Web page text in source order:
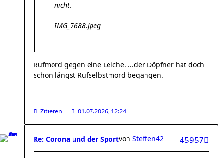
nicht.
IMG_7688.jpeg
Rufmord gegen eine Leiche.....der Döpfner hat doch
schon längst Rufselbstmord begangen.
Zitieren 01.07.2026, 12:24
Re: Corona und der Sport 45957
von Steffen42